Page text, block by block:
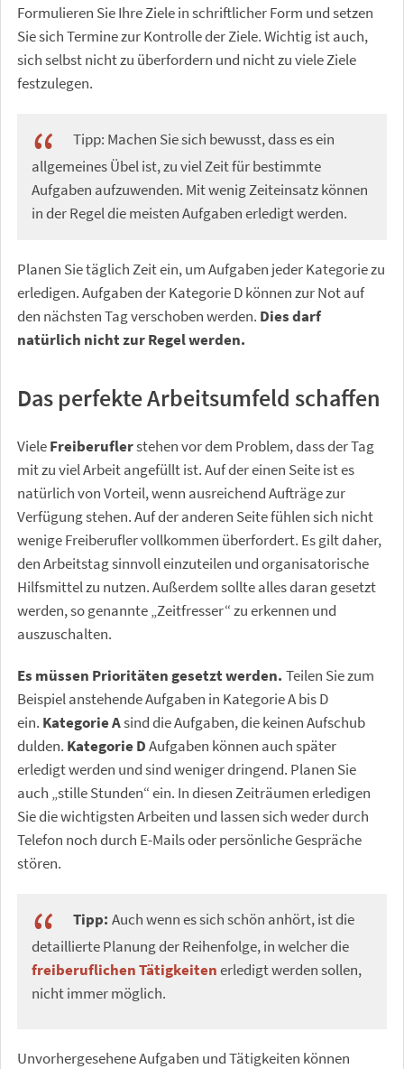
Formulieren Sie Ihre Ziele in schriftlicher Form und setzen
Sie sich Termine zur Kontrolle der Ziele. Wichtig ist auch,
sich selbst nicht zu überfordern und nicht zu viele Ziele
festzulegen.
Tipp: Machen Sie sich bewusst, dass es ein
allgemeines Übel ist, zu viel Zeit für bestimmte
Aufgaben aufzuwenden. Mit wenig Zeiteinsatz können
in der Regel die meisten Aufgaben erledigt werden.
Planen Sie täglich Zeit ein, um Aufgaben jeder Kategorie zu
erledigen. Aufgaben der Kategorie D können zur Not auf
den nächsten Tag verschoben werden. Dies darf
natürlich nicht zur Regel werden.
Das perfekte Arbeitsumfeld schaffen
VieleFreiberuflerstehen vor dem Problem, dass der Tag
mit zu viel Arbeit angefüllt ist. Auf der einen Seite ist es
natürlich von Vorteil, wenn ausreichend Aufträge zur
Verfügung stehen. Auf der anderen Seite fühlen sich nicht
wenige Freiberufler vollkommen überfordert. Es gilt daher,
den Arbeitstag sinnvoll einzuteilen und organisatorische
Hilfsmittel zu nutzen. Außerdem sollte alles daran gesetzt
werden, so genannte „Zeitfresser“ zu erkennen und
auszuschalten.
Es müssen Prioritäten gesetzt werden. Teilen Sie zum
Beispiel anstehende Aufgaben in Kategorie A bis D
ein. Kategorie Asind die Aufgaben, die keinen Aufschub
dulden. Kategorie DAufgaben können auch später
erledigt werden und sind weniger dringend. Planen Sie
auch „stille Stunden“ ein. In diesen Zeiträumen erledigen
Sie die wichtigsten Arbeiten und lassen sich weder durch
Telefon noch durch E-Mails oder persönliche Gespräche
stören.
Tipp: Auch wenn es sich schön anhört, ist die
detaillierte Planung der Reihenfolge, in welcher die
freiberuflichen Tätigkeitenerledigt werden sollen,
nicht immer möglich.
Unvorhergesehene Aufgaben und Tätigkeiten können